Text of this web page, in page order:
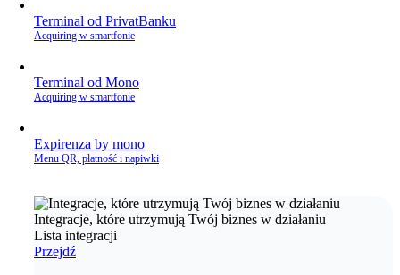
Terminal od PrivatBanku
Acquiring w smartfonie
Terminal od Mono
Acquiring w smartfonie
Expirenza by mono
Menu QR, płatność i napiwki
Integracje, które utrzymują Twój biznes w działaniu
Lista integracji
Przejdź